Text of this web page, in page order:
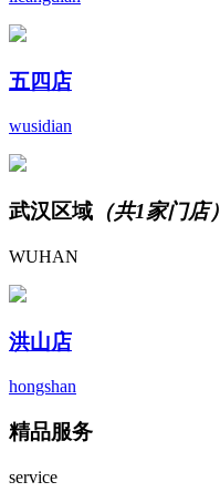
五四店
wusidian
武汉区域 （共1家门店）
WUHAN
洪山店
hongshan
精品服务
service